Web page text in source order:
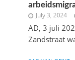
July 3, 2024
AD, 3 juli
Zandstraat